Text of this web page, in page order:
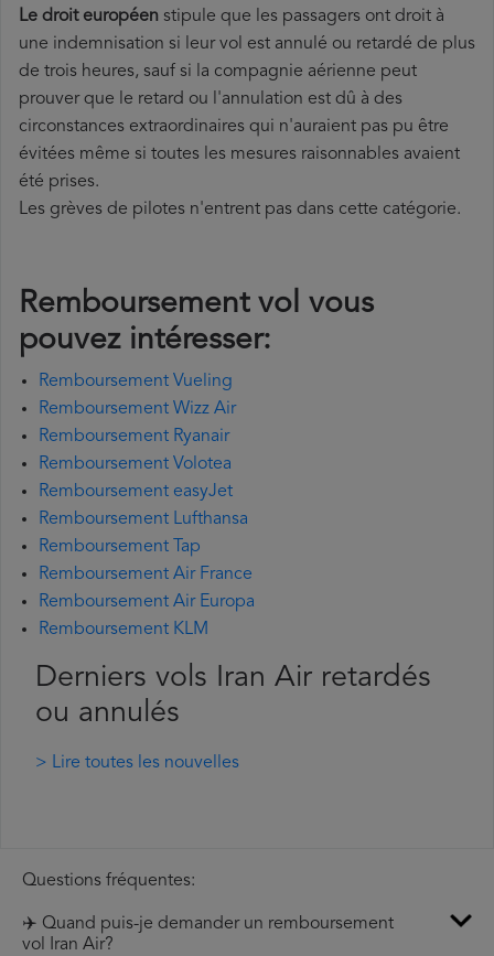
Le droit européen stipule que les passagers ont droit à
une indemnisation si leur vol est annulé ou retardé de plus
de trois heures, sauf si la compagnie aérienne peut
prouver que le retard ou l'annulation est dû à des
circonstances extraordinaires qui n'auraient pas pu être
évitées même si toutes les mesures raisonnables avaient
été prises.
Les grèves de pilotes n'entrent pas dans cette catégorie.
Remboursement vol vous
pouvez intéresser:
Remboursement Vueling
Remboursement Wizz Air
Remboursement Ryanair
Remboursement Volotea
Remboursement easyJet
Remboursement Lufthansa
Remboursement Tap
Remboursement Air France
Remboursement Air Europa
Remboursement KLM
Derniers vols Iran Air retardés
ou annulés
> Lire toutes les nouvelles
Questions fréquentes:
✈️ Quand puis-je demander un remboursement
vol Iran Air?